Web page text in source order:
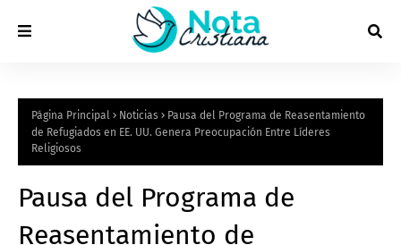
Página Principal Noticias
Pausa del Programa de Reasentamiento
de Refugiados en EE. UU. Genera Preocupación Entre Líderes
Religiosos
Pausa del Programa de
Reasentamiento de